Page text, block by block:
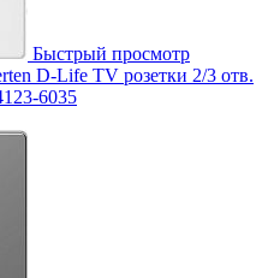
Быстрый просмотр
D-Life TV розетки 2/3 отв.
6035